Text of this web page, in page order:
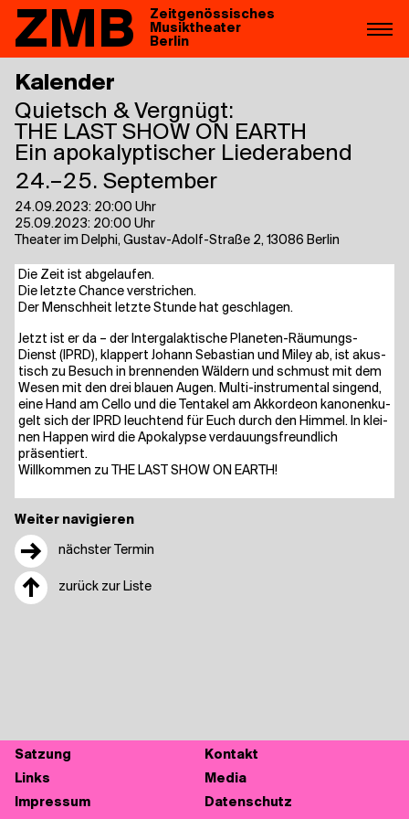
ZMB
Zeitgenössisches
Musiktheater
Berlin
Weiter navigieren
→ nächster Termin
↑ zurück zur Liste
Kalender
Quietsch & Vergnügt:
THE LAST SHOW ON EARTH
Ein apokalyptischer Liederabend
24.–25. September
24.09.2023: 20:00 Uhr
25.09.2023: 20:00 Uhr
Theater im Delphi, Gustav-Adolf-Straße 2, 13086 Berlin
Die Zeit ist abgelaufen.
Die letz­te Chan­ce verstrichen.
Der Mensch­heit letz­te Stun­de hat geschlagen.
Jetzt ist er da – der Inter­ga­lak­ti­sche Pla­ne­ten-Räu­mungs-
Dienst (IPRD), klap­pert Johann Sebas­ti­an und Miley ab, ist akus­
tisch zu Besuch in bren­nen­den Wäl­dern und schmust mit dem
Wesen mit den drei blau­en Augen. Mul­ti-instru­men­tal sin­gend,
eine Hand am Cel­lo und die Ten­ta­kel am Akkor­de­on kano­nen­ku­
gelt sich der IPRD leuch­tend für Euch durch den Him­mel. In klei­
nen Hap­pen wird die Apo­ka­lyp­se ver­dau­ungs­freund­lich
präsentiert.
Will­kom­men zu THE LAST SHOW ON EARTH!
Sat­zung
Kon­takt
Links
Media
Impres­sum
Daten­schutz